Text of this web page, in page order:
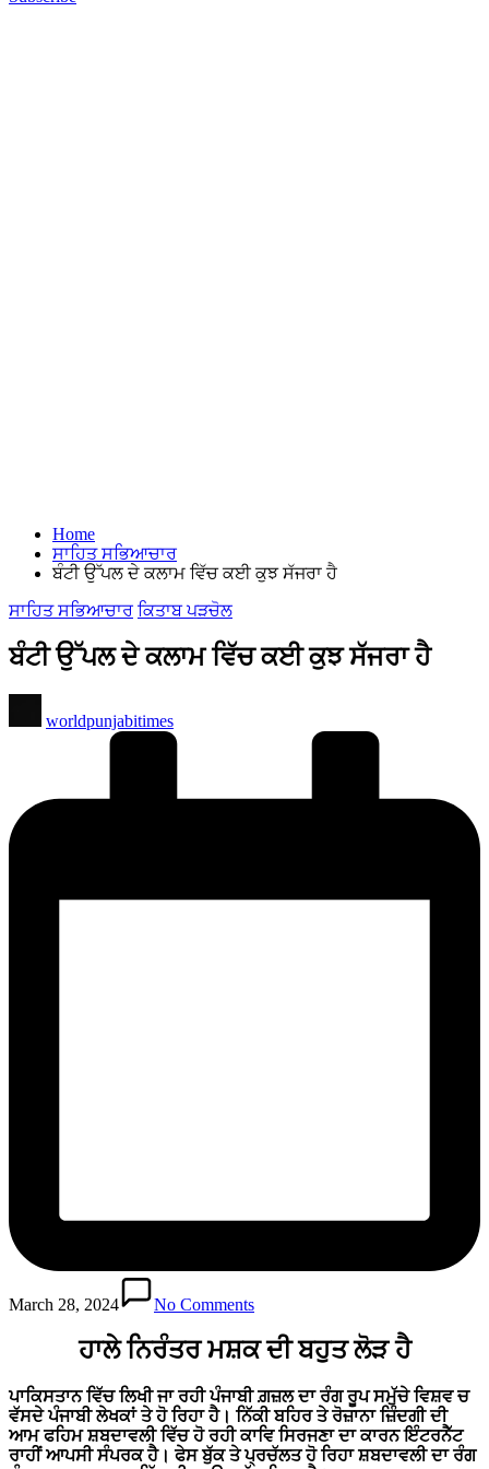
Home
ਸਾਹਿਤ ਸਭਿਆਚਾਰ
ਬੰਟੀ ਉੱਪਲ ਦੇ ਕਲਾਮ ਵਿੱਚ ਕਈ ਕੁਝ ਸੱਜਰਾ ਹੈ
Posted
ਸਾਹਿਤ ਸਭਿਆਚਾਰ ਕਿਤਾਬ ਪੜਚੋਲ
ਬੰਟੀ ਉੱਪਲ ਦੇ ਕਲਾਮ ਵਿੱਚ ਕਈ ਕੁਝ ਸੱਜਰਾ ਹੈ
worldpunjabitimes
March 28, 2024 No Comments
ਹਾਲੇ ਨਿਰੰਤਰ ਮਸ਼ਕ ਦੀ ਬਹੁਤ ਲੋੜ ਹੈ
ਪਾਕਿਸਤਾਨ ਵਿੱਚ ਲਿਖੀ ਜਾ ਰਹੀ ਪੰਜਾਬੀ ਗ਼ਜ਼ਲ ਦਾ ਰੰਗ ਰੂਪ ਸਮੁੱਚੇ ਵਿਸ਼ਵ ਚ
ਵੱਸਦੇ ਪੰਜਾਬੀ ਲੇਖਕਾਂ ਤੇ ਹੋ ਰਿਹਾ ਹੈ। ਨਿੱਕੀ ਬਹਿਰ ਤੇ ਰੋਜ਼ਾਨਾ ਜ਼ਿੰਦਗੀ ਦੀ
ਆਮ ਫਹਿਮ ਸ਼ਬਦਾਵਲੀ ਵਿੱਚ ਹੋ ਰਹੀ ਕਾਵਿ ਸਿਰਜਣਾ ਦਾ ਕਾਰਨ ਇੰਟਰਨੈੱਟ
ਰਾਹੀਂ ਆਪਸੀ ਸੰਪਰਕ ਹੈ। ਫੇਸ ਬੁੱਕ ਤੇ ਪ੍ਰਚੱਲਤ ਹੋ ਰਿਹਾ ਸ਼ਬਦਾਵਲੀ ਦਾ ਰੰਗ